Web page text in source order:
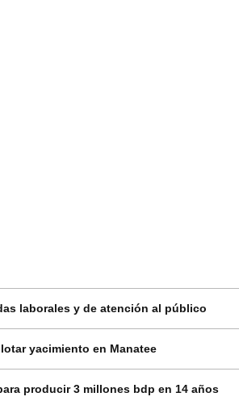
laborales y de atención al público
yacimiento en Manatee
producir 3 millones bdp en 14 años